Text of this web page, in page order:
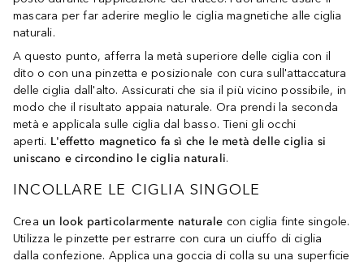
mascara per far aderire meglio le ciglia magnetiche alle ciglia
naturali.
A questo punto, afferra la metà superiore delle ciglia con il
dito o con una pinzetta e posizionale con cura sull'attaccatura
delle ciglia dall'alto. Assicurati che sia il più vicino possibile, in
modo che il risultato appaia naturale. Ora prendi la seconda
metà e applicala sulle ciglia dal basso. Tieni gli occhi
aperti. L'effetto magnetico fa sì che le metà delle ciglia si
uniscano e circondino le ciglia naturali.
INCOLLARE LE CIGLIA SINGOLE
Crea un look particolarmente naturale con ciglia finte singole.
Utilizza le pinzette per estrarre con cura un ciuffo di ciglia
dalla confezione. Applica una goccia di colla su una superficie